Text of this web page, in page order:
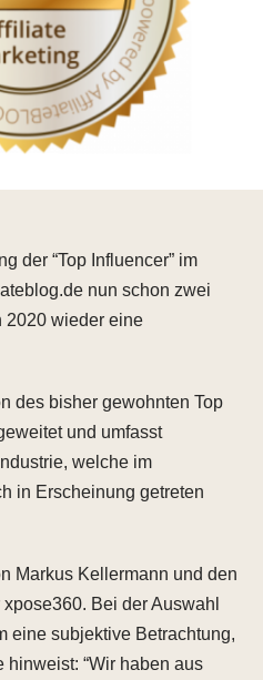
der “Top Influencer” im
nun schon zwei
2020 wieder eine
des bisher gewohnten Top
und umfasst
welche im
in Erscheinung getreten
Markus Kellermann und den
Bei der Auswahl
eine subjektive Betrachtung,
“Wir haben aus